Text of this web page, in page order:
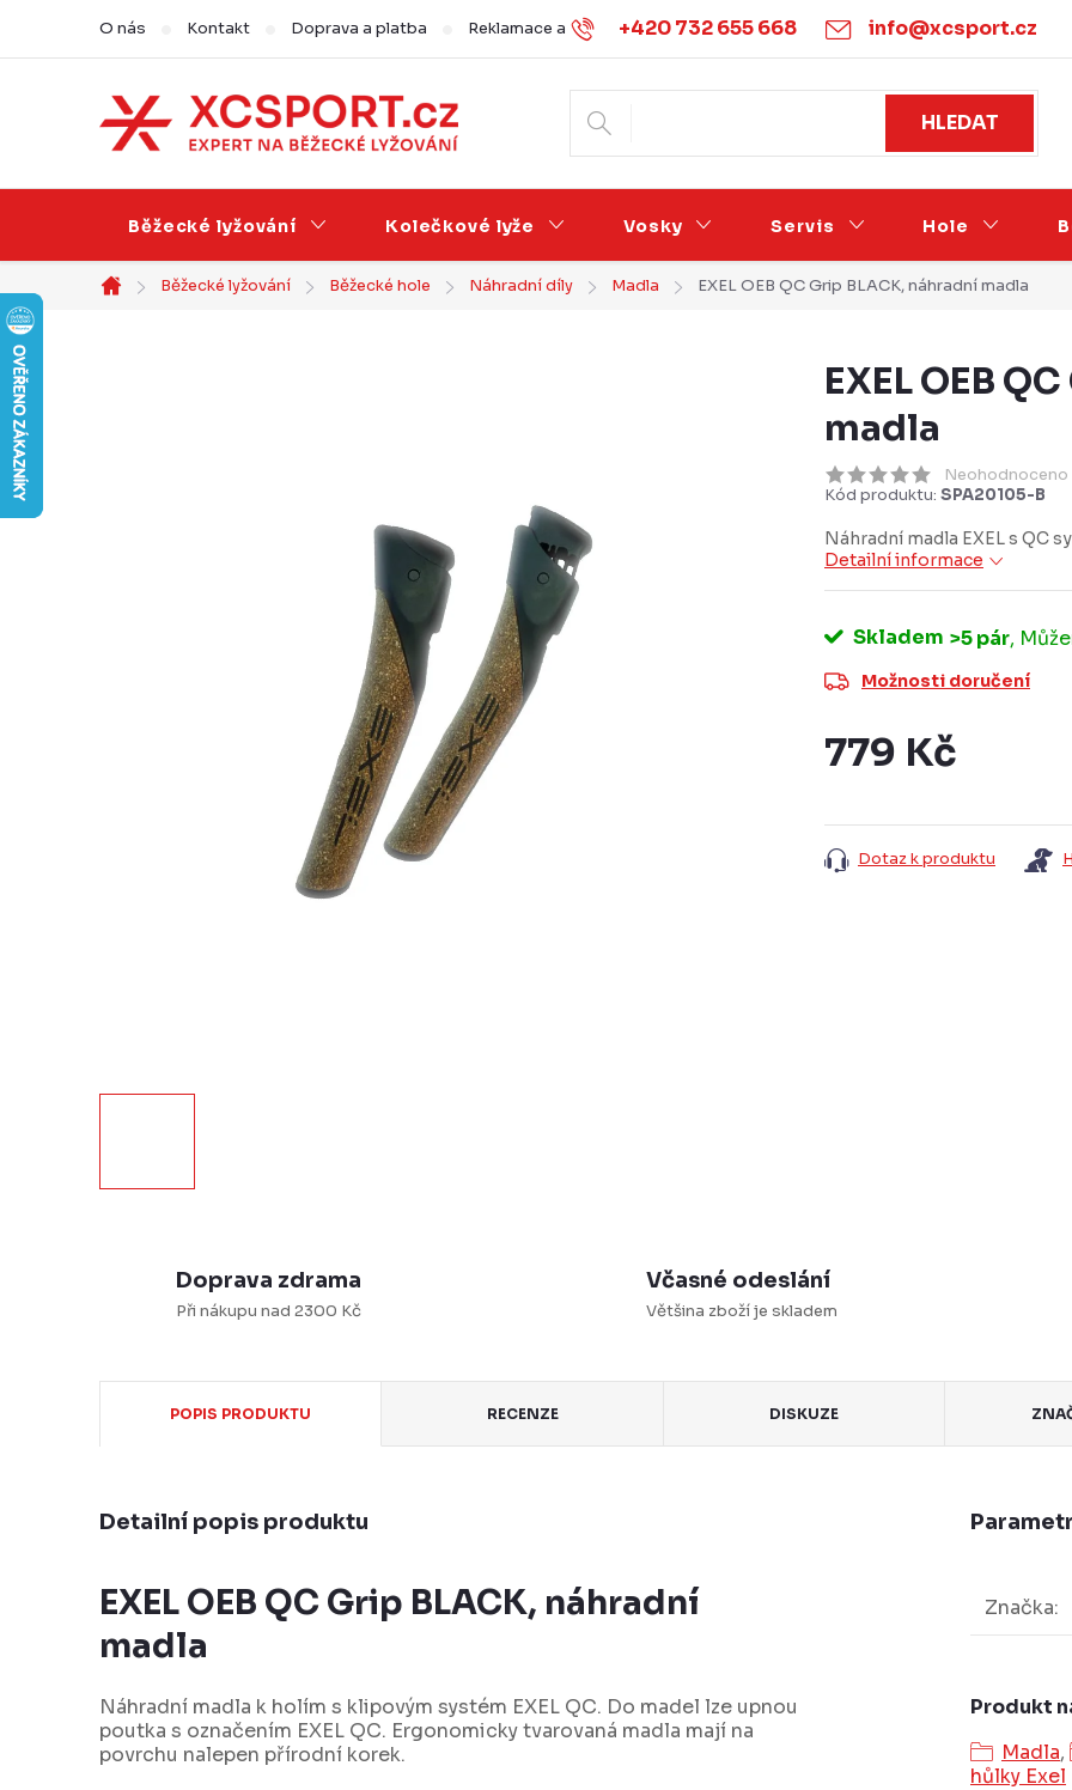
obsah
+420 732 655 668 info@xcsport.cz
O nás Kontakt Doprava a platba Reklamace a vrácení Obchodní podmínky Ochrana osobních údajů
HLEDAT
Běžecké lyžování Kolečkové lyže Vosky Servis Hole
Domů
Běžecké lyžování Běžecké hole Náhradní díly Madla EXEL OEB QC Grip BLACK, náhradní madla
EXEL OEB
madla
Neohodnoceno
Kód produktu: SPA20105-B
Náhradní madla EXEL s QC
Detailní informace
Skladem >5 pár
Možnosti doručení
779 Kč
Dotaz k produktu
Doprava zdrama
Při nákupu nad 2300 Kč
Včasné odeslání
Většina zboží je skladem
POPIS PRODUKTU RECENZE DISKUZE
Detailní popis produktu
EXEL OEB QC Grip BLACK, náhradní
madla
Náhradní madla k holím s klipovým systém EXEL QC. Do madel lze upnou
poutka s označením EXEL QC. Ergonomicky tvarovaná madla mají na
povrchu nalepen přírodní korek.
Značka:
Produkt
Madla,
hůlky Exel